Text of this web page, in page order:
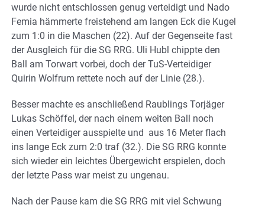
wurde nicht entschlossen genug verteidigt und Nado
Femia hämmerte freistehend am langen Eck die Kugel
zum 1:0 in die Maschen (22). Auf der Gegenseite fast
der Ausgleich für die SG RRG. Uli Hubl chippte den
Ball am Torwart vorbei, doch der TuS-Verteidiger
Quirin Wolfrum rettete noch auf der Linie (28.).
Besser machte es anschließend Raublings Torjäger
Lukas Schöffel, der nach einem weiten Ball noch
einen Verteidiger ausspielte und aus 16 Meter flach
ins lange Eck zum 2:0 traf (32.). Die SG RRG konnte
sich wieder ein leichtes Übergewicht erspielen, doch
der letzte Pass war meist zu ungenau.
Nach der Pause kam die SG RRG mit viel Schwung